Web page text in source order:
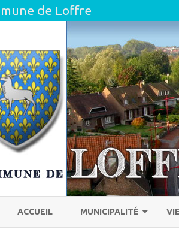
de Loffre
ACCUEIL MUNICIPALITÉ